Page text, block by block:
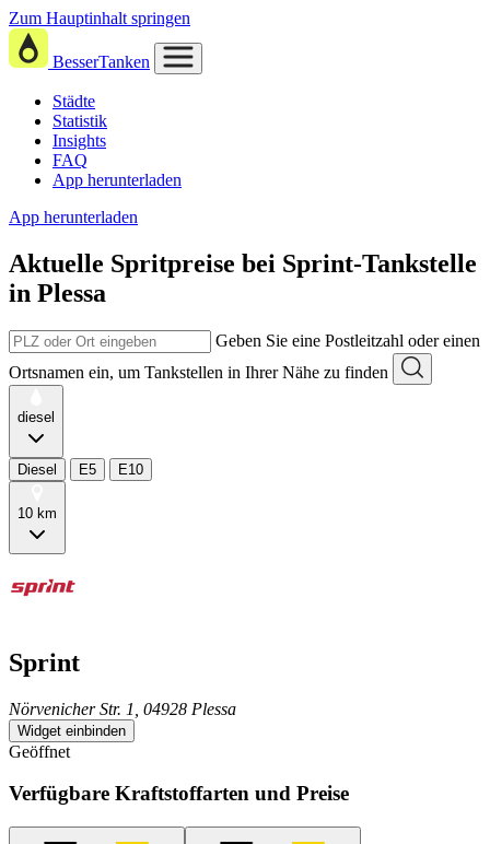
Zum Hauptinhalt springen
BesserTanken
Städte
Statistik
Insights
FAQ
App herunterladen
App herunterladen
Aktuelle Spritpreise bei Sprint-Tankstelle
in Plessa
Geben Sie eine Postleitzahl oder einen
Ortsnamen ein, um Tankstellen in Ihrer Nähe zu finden
diesel
Diesel E5 E10
10 km
Sprint
Nörvenicher Str. 1, 04928 Plessa
Widget einbinden
Geöffnet
Verfügbare Kraftstoffarten und Preise